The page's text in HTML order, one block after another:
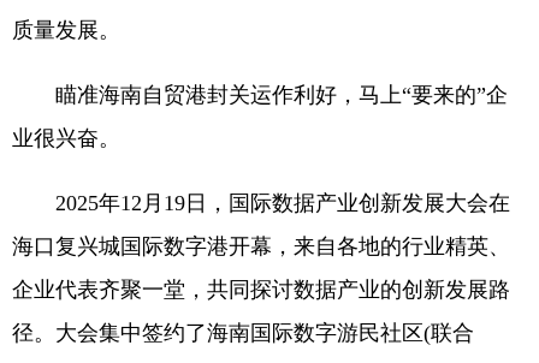
质量发展。
瞄准海南自贸港封关运作利好，马上“要来的”企
业很兴奋。
2025年12月19日，国际数据产业创新发展大会在
海口复兴城国际数字港开幕，来自各地的行业精英、
企业代表齐聚一堂，共同探讨数据产业的创新发展路
径。大会集中签约了海南国际数字游民社区(联合